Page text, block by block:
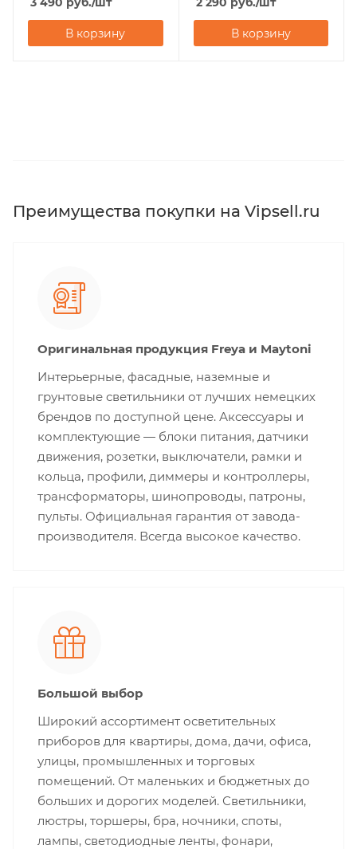
В корзину В корзину
Преимущества покупки на Vipsell.ru
Оригинальная продукция Freya и Maytoni
Интерьерные, фасадные, наземные и
грунтовые светильники от лучших немецких
брендов по доступной цене. Аксессуары и
комплектующие — блоки питания, датчики
движения, розетки, выключатели, рамки и
кольца, профили, диммеры и контроллеры,
трансформаторы, шинопроводы, патроны,
пульты. Официальная гарантия от завода-
производителя. Всегда высокое качество.
Большой выбор
Широкий ассортимент осветительных
приборов для квартиры, дома, дачи, офиса,
улицы, промышленных и торговых
помещений. От маленьких и бюджетных до
больших и дорогих моделей. Светильники,
люстры, торшеры, бра, ночники, споты,
лампы, светодиодные ленты, фонари,